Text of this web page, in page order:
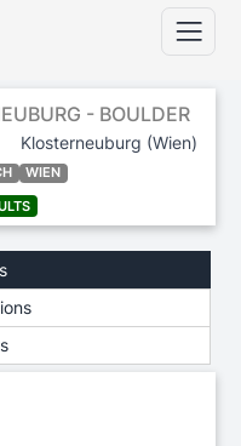
- BOULDER
Klosterneuburg (Wien)
WIEN